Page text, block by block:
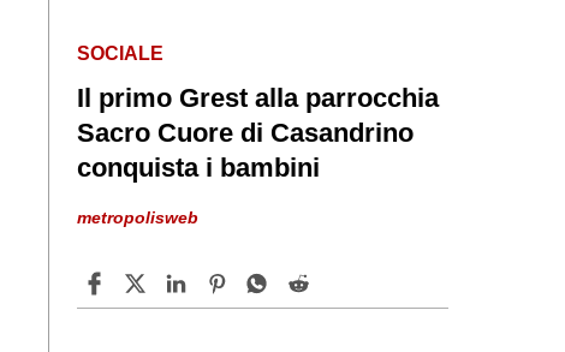
SOCIALE
Il primo Grest alla parrocchia
Sacro Cuore di Casandrino
conquista i bambini
metropolisweb